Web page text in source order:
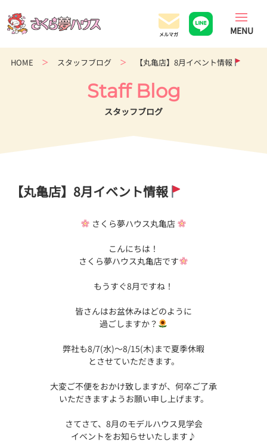
の
超
ー
コ
門
HOME スタッフブログ 【丸亀店】8月イベント情報
Staff Blog
スタッフブログ
【丸亀店】8月イベント情報
さくら夢ハウス丸亀店
こんにちは！
さくら夢ハウス丸亀店です
もうすぐ8月ですね！
皆さんはお盆休みはどのように
過ごしますか？
弊社も8/7(水)～8/15(木)まで夏季休暇
とさせていただきます。
大変ご不便をおかけ致しますが、何卒ご了承
いただきますようお願い申し上げます。
さてさて、8月のモデルハウス見学会
イベントをお知らせいたします♪